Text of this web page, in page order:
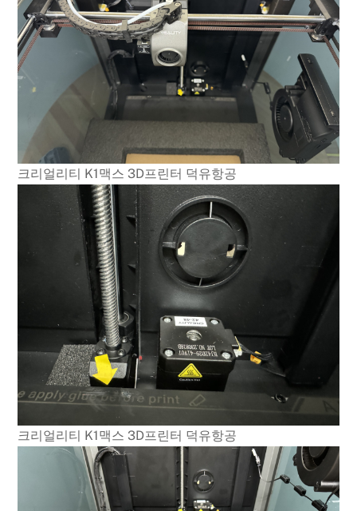
크리얼리티 K1맥스 3D프린터 덕유항공
크리얼리티 K1맥스 3D프린터 덕유항공